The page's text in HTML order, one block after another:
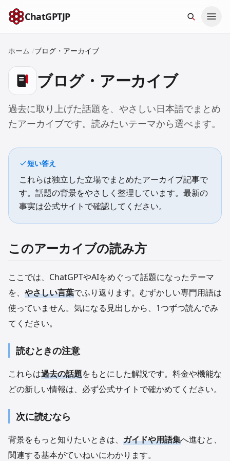
本文へスキップ
ChatGPTJP
ホーム /ブログ・アーカイブ
ブログ・アーカイブ
過去に取り上げた話題を、やさしい日本語でまとめ
たアーカイブです。読みたいテーマから選べます。
短い答え
これらは独立した立場でまとめたアーカイブ記事で
す。話題の背景をやさしく整理しています。最新の
事実は公式サイトで確認してください。
このアーカイブの読み方
ここでは、ChatGPTやAIをめぐって話題になったテーマ
を、 やさしい言葉でふり返ります。むずかしい専門用語は
使っていません。気になる見出しから、1つずつ読んでみ
てください。
読むときの注意
これらは過去の話題をもとにした解説です。料金や機能な
どの新しい情報は、必ず公式サイトで確かめてください。
次に読むなら
背景をもっと知りたいときは、 ガイドや用語集へ進むと、
関連する基本がていねいにわかります。